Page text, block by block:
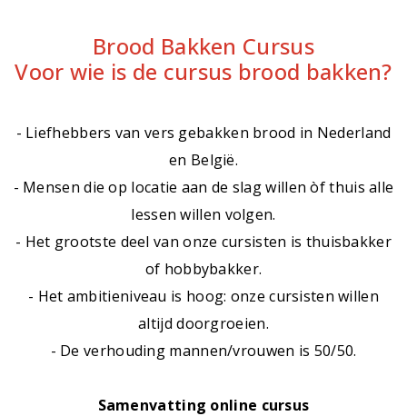
Brood Bakken Cursus
Voor wie is de cursus brood bakken?
- Liefhebbers van vers gebakken brood in Nederland
en België.
- Mensen die op locatie aan de slag willen òf thuis alle
lessen willen volgen.
- Het grootste deel van onze cursisten is thuisbakker
of hobbybakker.
- Het ambitieniveau is hoog: onze cursisten willen
altijd doorgroeien.
- De verhouding mannen/vrouwen is 50/50.
Samenvatting online cursus